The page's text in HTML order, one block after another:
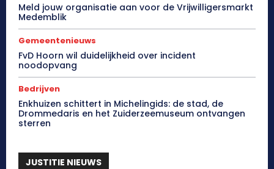
Meld jouw organisatie aan voor de Vrijwilligersmarkt
Medemblik
Gemeentenieuws
FvD Hoorn wil duidelijkheid over incident
noodopvang
Bedrijven
Enkhuizen schittert in Michelingids: de stad, de
Drommedaris en het Zuiderzeemuseum ontvangen
sterren
JUSTITIE NIEUWS